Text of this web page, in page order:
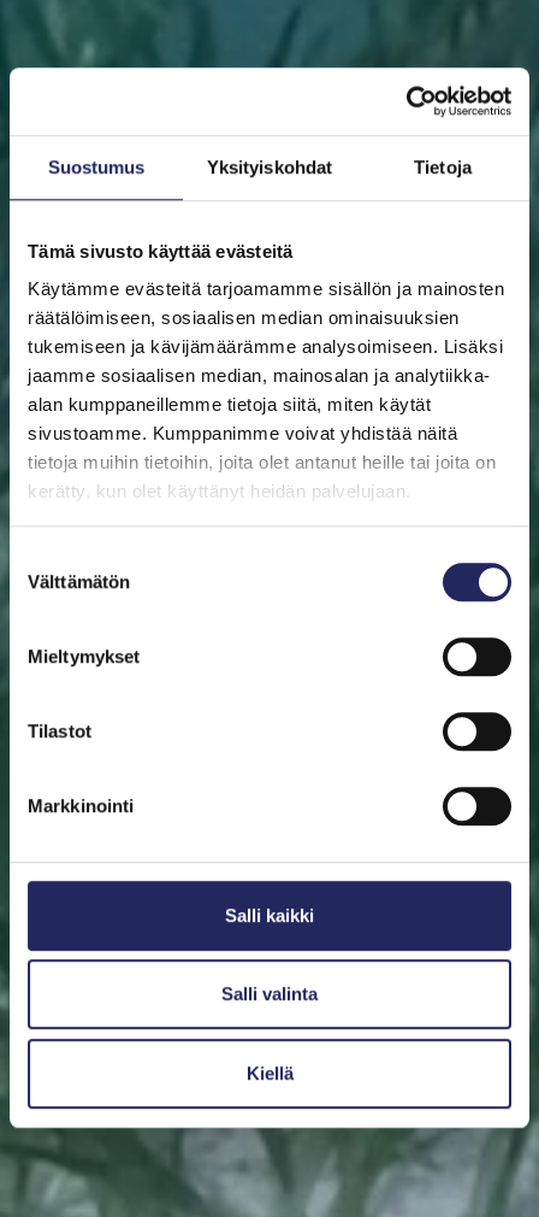
Suostumus Yksityiskohdat Tietoja
Tämä sivusto käyttää evästeitä
Käytämme evästeitä tarjoamamme sisällön ja mainosten
räätälöimiseen, sosiaalisen median ominaisuuksien
tukemiseen ja kävijämäärämme analysoimiseen. Lisäksi
jaamme sosiaalisen median, mainosalan ja analytiikka-
alan kumppaneillemme tietoja siitä, miten käytät
sivustoamme. Kumppanimme voivat yhdistää näitä
tietoja muihin tietoihin, joita olet antanut heille tai joita on
kerätty, kun olet käyttänyt heidän palvelujaan.
valinta
Välttämätön
Mieltymykset
Tilastot
Markkinointi
Salli kaikki
Salli valinta
Kiellä
ETUSIVU AUTA ITÄMERTA LAHJOITA
PELASTA
PALA
Auta pelastamaan Itämeri. Pala Itämerta on myös
saajalle tärkeän merialueen luota. Halutessasi saat
Valitse pala Etsi pelastettu pala